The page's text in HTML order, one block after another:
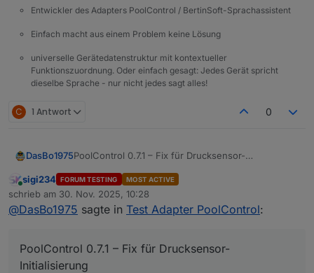
Entwickler des Adapters PoolControl / BertinSoft-Sprachassistent
Einfach macht aus einem Problem keine Lösung
universelle Gerätedatenstruktur mit kontextueller
Funktionszuordnung. Oder einfach gesagt: Jedes Gerät spricht
dieselbe Sprache - nur nicht jedes sagt alles!
C 1 Antwort 0
DasBo1975PoolControl 0.7.1 – Fix für Drucksensor-
Online
sigi234 FORUM TESTING MOST ACTIVE
schrieb am 30. Nov. 2025, 10:28
zuletzt editiert von
@DasBo1975 sagte in Test Adapter PoolControl:
PoolControl 0.7.1 – Fix für Drucksensor-
Initialisierung